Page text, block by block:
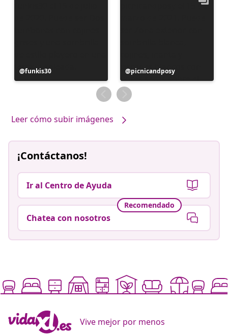
Publicación
realizada
funkis30
Publicación
realizada
por
picnicandposy
Leer cómo subir imágenes
¡Contáctanos!
Ir al Centro de Ayuda
Recomendado
Chatea con nosotros
Vive mejor por menos